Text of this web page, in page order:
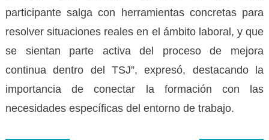
participante salga con herramientas concretas para
resolver situaciones reales en el ámbito laboral, y que
se sientan parte activa del proceso de mejora
continua dentro del TSJ”, expresó, destacando la
importancia de conectar la formación con las
necesidades específicas del entorno de trabajo.